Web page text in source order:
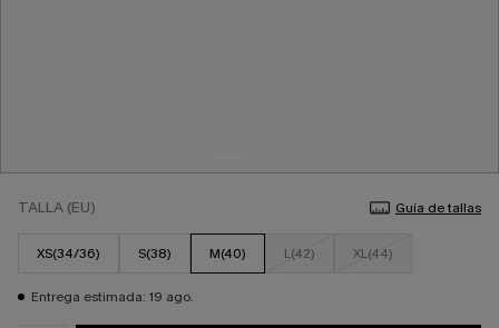
TALLA (EU) Guía de tallas
XS(34/36) S(38) M(40) L(42) XL(44)
Entrega estimada: 19 ago.